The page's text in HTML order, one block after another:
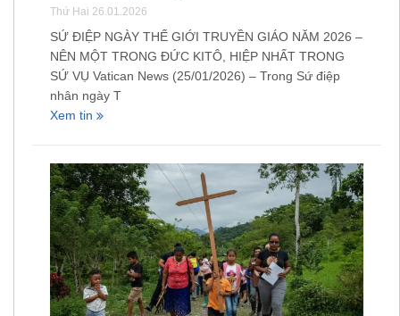
Thứ Hai 26.01.2026
SỨ ĐIỆP NGÀY THẾ GIỚI TRUYỀN GIÁO NĂM 2026 –
NÊN MỘT TRONG ĐỨC KITÔ, HIỆP NHẤT TRONG
SỨ VỤ Vatican News (25/01/2026) – Trong Sứ điệp
nhân ngày T
Xem tin